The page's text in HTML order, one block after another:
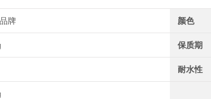
牌 颜色
保质期
耐水性